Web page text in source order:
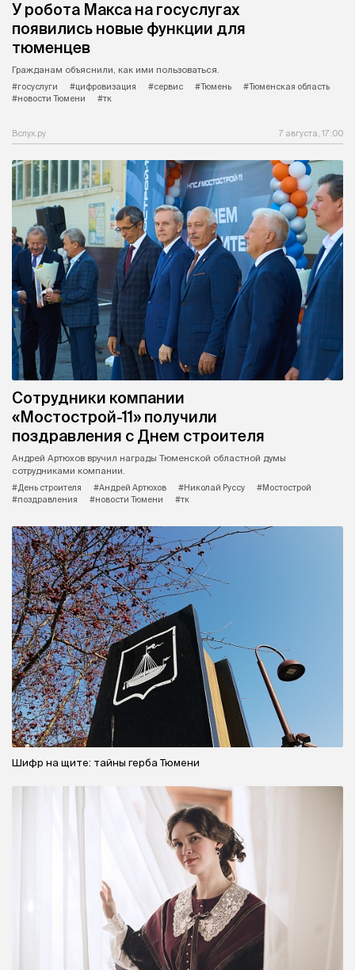
У робота Макса на госуслугах
появились новые функции для
тюменцев
Гражданам объяснили, как ими пользоваться.
#госуслуги
#цифровизация #сервис #Тюмень
#Тюменская область
#новости Тюмени
#тк
Вслух.ру 7 августа, 17:00
Сотрудники компании
«Мостострой-11» получили
поздравления с Днем строителя
Андрей Артюхов вручил награды Тюменской областной думы
сотрудниками компании.
#День строителя
#Андрей Артюхов #Николай Руссу
#Мостострой
#поздравления
#новости Тюмени #тк
Шифр на щите: тайны герба Тюмени